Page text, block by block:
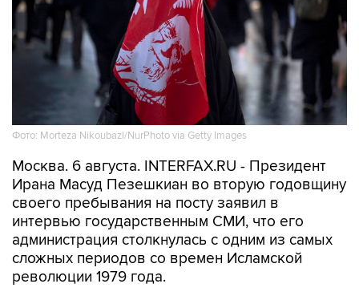
Фото: Morteza Nikoubazl/NurPhoto via Getty Images
Москва. 6 августа. INTERFAX.RU - Президент
Ирана Масуд Пезешкиан во вторую годовщину
своего пребывания на посту заявил в
интервью государственным СМИ, что его
администрация столкнулась с одним из самых
сложных периодов со времен Исламской
революции 1979 года.